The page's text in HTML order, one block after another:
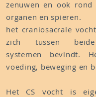
zenuwen en ook rond
organen en spieren.
het craniosacrale
zich tussen beide
systemen bevindt.
voeding, beweging en
Het CS vocht is